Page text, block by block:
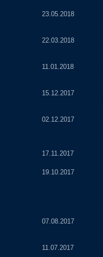
23.05.2018
22.03.2018
11.01.2018
15.12.2017
02.12.2017
17.11.2017
19.10.2017
07.08.2017
11.07.2017